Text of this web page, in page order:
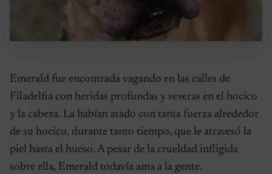
Emerald fue encontrada vagando en las calles de
Filadelfia con heridas profundas y severas en el hocico
y la cabeza. La habían atado con tanta fuerza alrededor
de su hocico, durante tanto tiempo, que le atravesó la
piel hasta el hueso. A pesar de la crueldad infligida
sobre ella, Emerald todavía ama a la gente.